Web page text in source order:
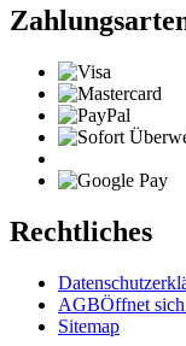
Rechtliches
AGBÖffnet
Sitemap